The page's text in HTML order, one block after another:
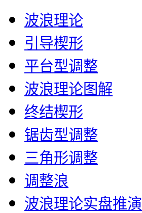
波浪理论
引导楔形
平台型调整
波浪理论图解
终结楔形
锯齿型调整
三角形调整
调整浪
波浪理论实盘推演